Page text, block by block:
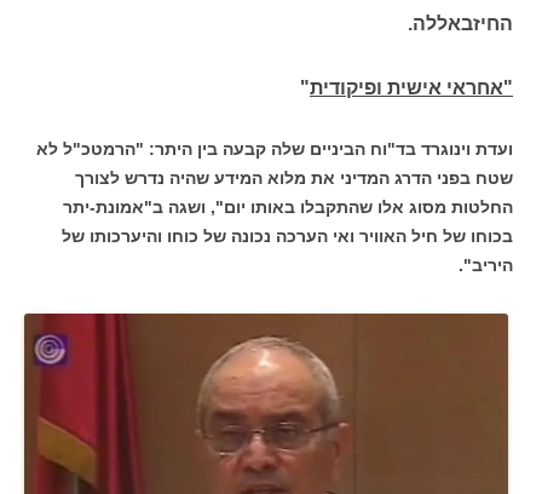
החיזבאללה.
"אחראי אישית ופיקודית"
ועדת וינוגרד בד"וח הביניים שלה קבעה בין היתר: "הרמטכ"ל לא
שטח בפני הדרג המדיני את מלוא המידע שהיה נדרש לצורך
החלטות מסוג אלו שהתקבלו באותו יום", ושגה ב"אמונת-יתר
בכוחו של חיל האוויר ואי הערכה נכונה של כוחו והיערכותו של
היריב".